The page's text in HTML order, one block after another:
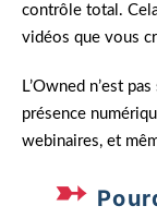
contrôle total.
vidéos que vous
L’Owned n’est
présence
webinaires, et